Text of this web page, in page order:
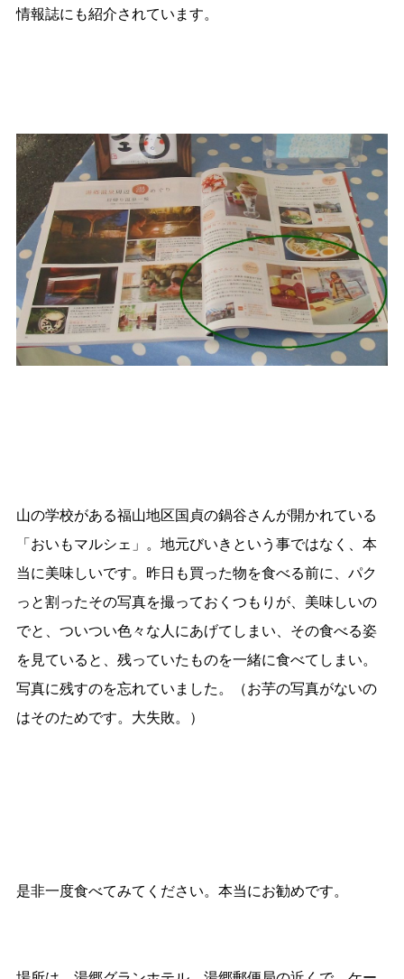
情報誌にも紹介されています。
山の学校がある福山地区国貞の鍋谷さんが開かれている
「おいもマルシェ」。地元びいきという事ではなく、本
当に美味しいです。昨日も買った物を食べる前に、パク
っと割ったその写真を撮っておくつもりが、美味しいの
でと、ついつい色々な人にあげてしまい、その食べる姿
を見ていると、残っていたものを一緒に食べてしまい。
写真に残すのを忘れていました。（お芋の写真がないの
はそのためです。大失敗。）
是非一度食べてみてください。本当にお勧めです。